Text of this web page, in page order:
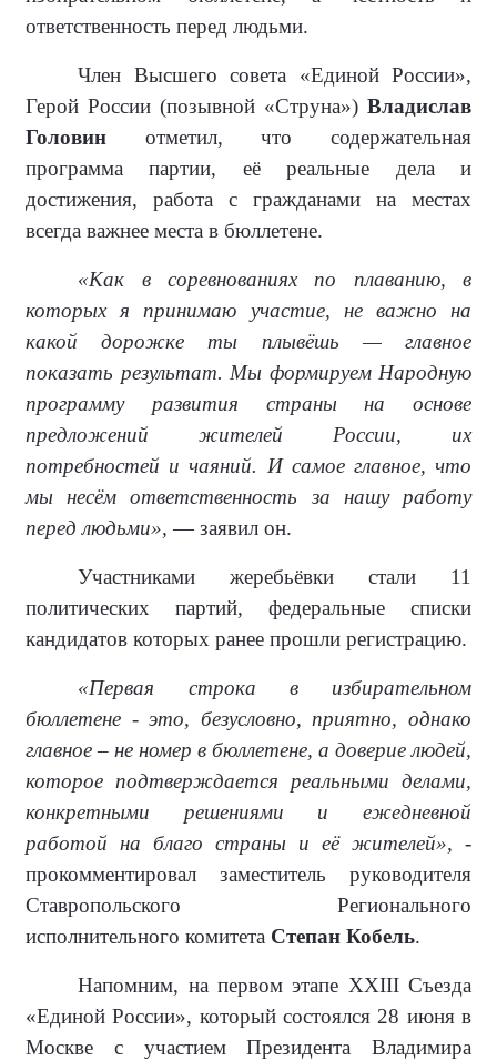
ответственность перед людьми.
Член Высшего совета «Единой России»,
Герой России (позывной «Струна») Владислав
Головин отметил, что содержательная
программа партии, её реальные дела и
достижения, работа с гражданами на местах
всегда важнее места в бюллетене.
«Как в соревнованиях по плаванию, в
которых я принимаю участие, не важно на
какой дорожке ты плывёшь — главное
показать результат. Мы формируем Народную
программу развития страны на основе
предложений жителей России, их
потребностей и чаяний. И самое главное, что
мы несём ответственность за нашу работу
перед людьми», — заявил он.
Участниками жеребьёвки стали 11
политических партий, федеральные списки
кандидатов которых ранее прошли регистрацию.
«Первая строка в избирательном
бюллетене - это, безусловно, приятно, однако
главное – не номер в бюллетене, а доверие людей,
которое подтверждается реальными делами,
конкретными решениями и ежедневной
работой на благо страны и её жителей», -
прокомментировал заместитель руководителя
Ставропольского Регионального
исполнительного комитета Степан Кобель.
Напомним, на первом этапе XXIII Съезда
«Единой России», который состоялся 28 июня в
Москве с участием Президента Владимира